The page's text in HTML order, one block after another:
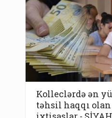
Kolleclərdə ən
təhsil haqqı olan